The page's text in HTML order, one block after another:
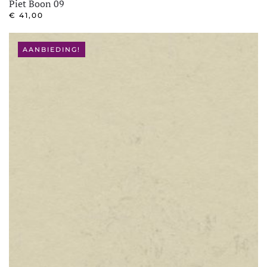
Piet Boon 09
€ 41,00
AANBIEDING!